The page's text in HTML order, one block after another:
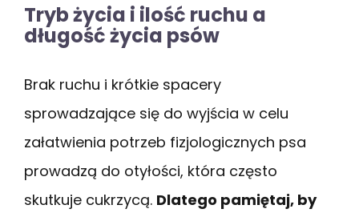
Tryb życia i ilość ruchu a
długość życia psów
Brak ruchu i krótkie spacery
sprowadzające się do wyjścia w celu
załatwienia potrzeb fizjologicznych psa
prowadzą do otyłości, która często
skutkuje cukrzycą. Dlatego pamiętaj, by